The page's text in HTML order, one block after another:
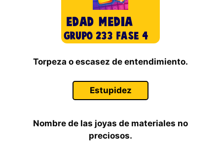
Torpeza o escasez de entendimiento.
Estupidez
Nombre de las joyas de materiales no
preciosos.